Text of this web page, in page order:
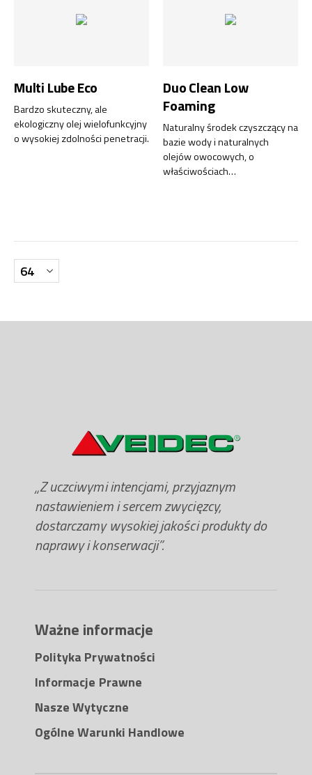
Multi Lube Eco
Bardzo skuteczny, ale
ekologiczny olej wielofunkcyjny
o wysokiej zdolności penetracji.
Duo Clean Low
Foaming
Naturalny środek czyszczący na
bazie wody i naturalnych
olejów owocowych, o
właściwościach
„Z uczciwymi intencjami, przyjaznym
nastawieniem i sercem zwycięzcy,
dostarczamy wysokiej jakości produkty do
naprawy i konserwacji”.
Ważne informacje
Polityka Prywatności
Informacje Prawne
Nasze Wytyczne
Ogólne Warunki Handlowe